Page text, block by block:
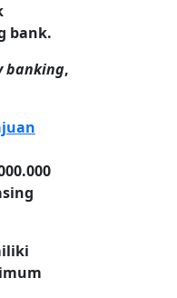
bank.
banking,